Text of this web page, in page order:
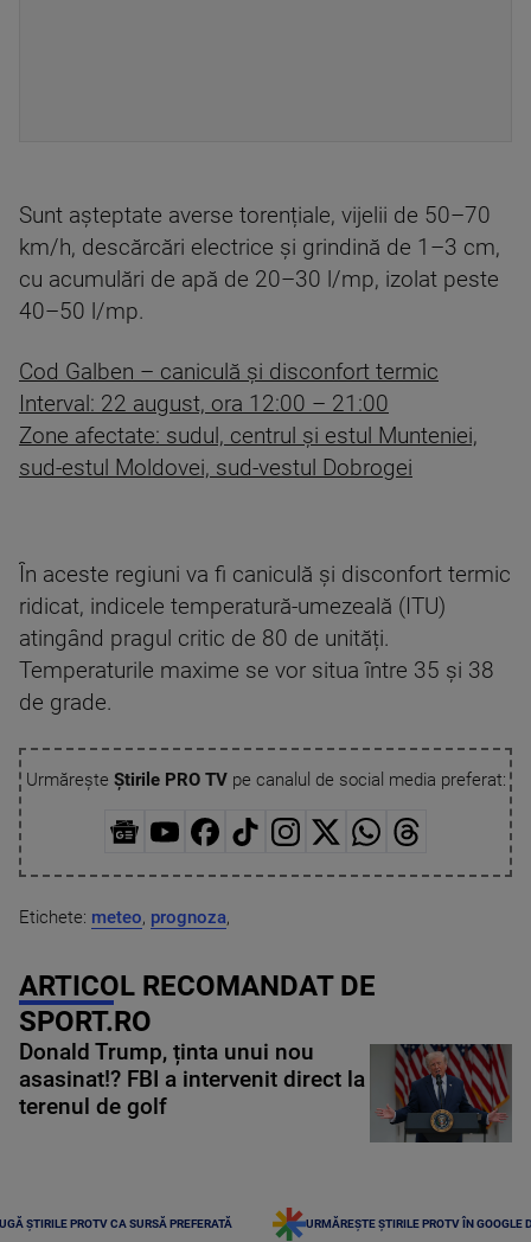
Sunt așteptate averse torențiale, vijelii de 50–70
km/h, descărcări electrice și grindină de 1–3 cm,
cu acumulări de apă de 20–30 l/mp, izolat peste
40–50 l/mp.
Cod Galben – caniculă și disconfort termic
Interval: 22 august, ora 12:00 – 21:00
Zone afectate: sudul, centrul și estul Munteniei,
sud-estul Moldovei, sud-vestul Dobrogei
În aceste regiuni va fi caniculă și disconfort termic
ridicat, indicele temperatură-umezeală (ITU)
atingând pragul critic de 80 de unități.
Temperaturile maxime se vor situa între 35 și 38
de grade.
Urmărește Știrile PRO TVpe canalul de social media preferat:
Etichete: meteo, prognoza,
ARTICOL RECOMANDAT DE
SPORT.RO
Donald Trump, ținta unui nou
asasinat!? FBI a intervenit direct la
terenul de golf
ȘTIRILE PROTV CA SURSĂ PREFERATĂ URMĂREȘTE ȘTIRILE PROTV ÎN GOOGLE